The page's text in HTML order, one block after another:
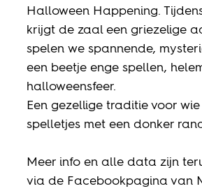
Halloween Happening.
krijgt de zaal een griezelige
spelen we spannende,
een beetje enge spellen,
halloweensfeer.
Een gezellige traditie voor
spelletjes met een donker
Meer info en alle data zijn
via de Facebookpagina van